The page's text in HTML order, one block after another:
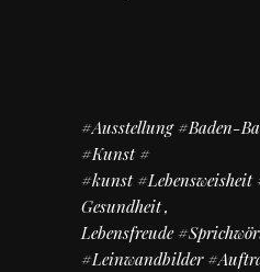
#Ausstellung #Baden-
#Kunst #
#kunst
Gesundheit
Lebensfreude
#Leinwandbilder